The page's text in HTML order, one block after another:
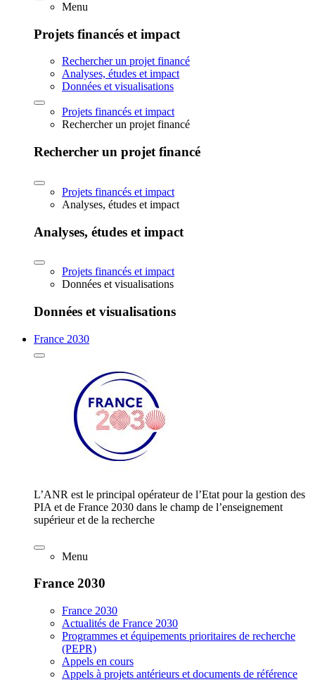
Menu
Projets financés et impact
Rechercher un projet financé
Analyses, études et impact
Données et visualisations
Projets financés et impact
Rechercher un projet financé
Rechercher un projet financé
Projets financés et impact
Analyses, études et impact
Analyses, études et impact
Projets financés et impact
Données et visualisations
Données et visualisations
France 2030
L’ANR est le principal opérateur de l’Etat pour la gestion des
PIA et de France 2030 dans le champ de l’enseignement
supérieur et de la recherche
Menu
France 2030
France 2030
Actualités de France 2030
Programmes et équipements prioritaires de recherche
(PEPR)
Appels en cours
Appels à projets antérieurs et documents de référence